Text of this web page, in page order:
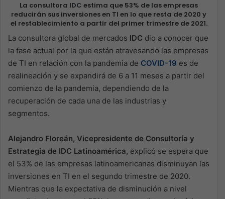
La consultora IDC estima que 53% de las empresas
reducirán sus inversiones en TI en lo que resta de 2020 y
el restablecimiento a partir del primer trimestre de 2021.
La consultora global de mercados IDC dio a conocer que
la fase actual por la que están atravesando las empresas
de TI en relación con la pandemia de COVID-19 es de
realineación y se expandirá de 6 a 11 meses a partir del
comienzo de la pandemia, dependiendo de la
recuperación de cada una de las industrias y
segmentos.
Alejandro Floreán, Vicepresidente de Consultoría y
Estrategia de IDC Latinoamérica, explicó se espera que
el 53% de las empresas latinoamericanas disminuyan las
inversiones en TI en el segundo trimestre de 2020.
Mientras que la expectativa de disminución a nivel